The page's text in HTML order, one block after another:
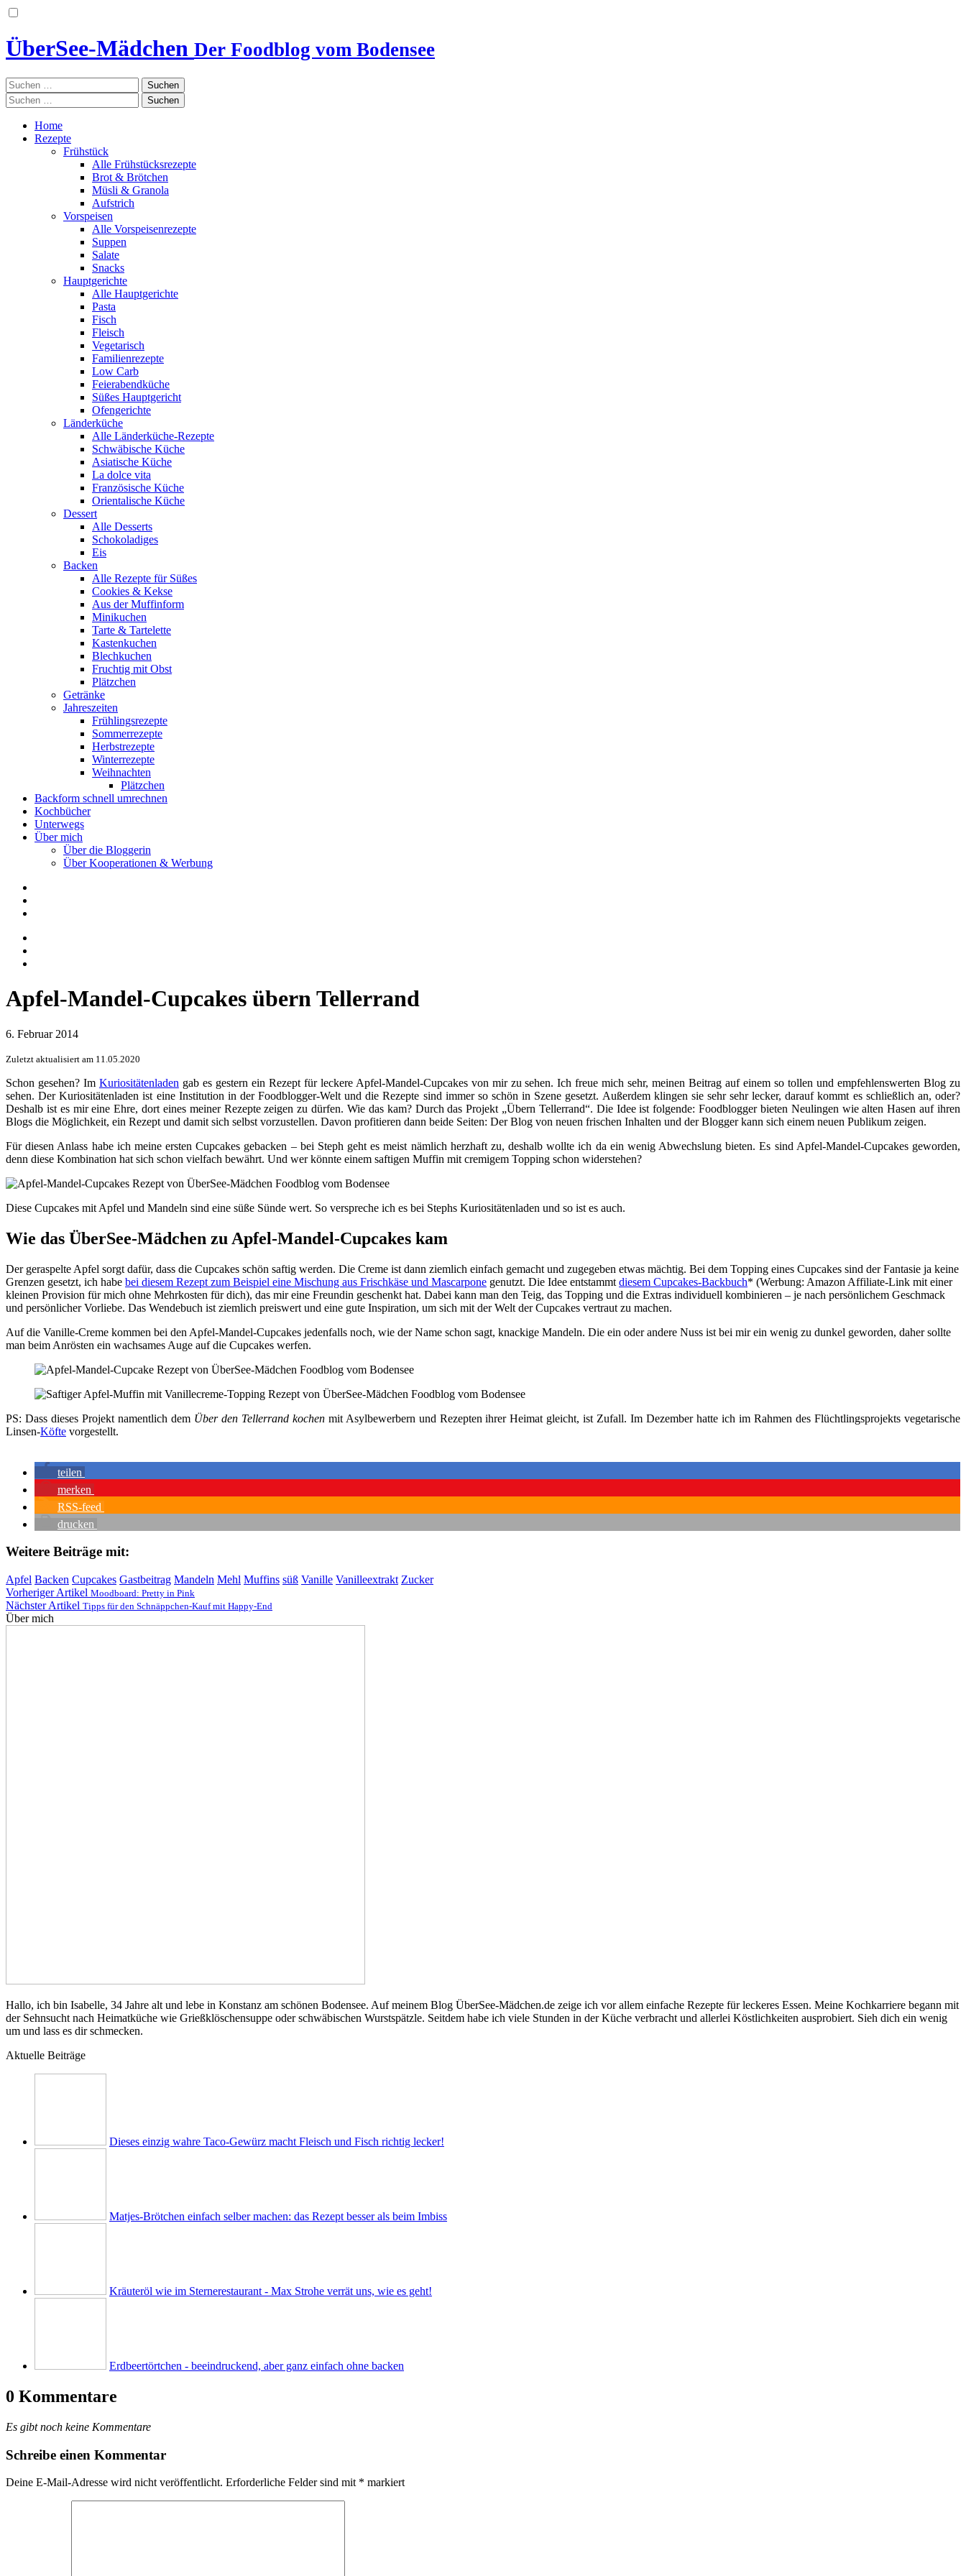
ÜberSee-Mädchen Der Foodblog vom Bodensee
Suchen
nach:
Suchen
nach:
Home
Rezepte
Frühstück
Alle Frühstücksrezepte
Brot & Brötchen
Müsli & Granola
Aufstrich
Vorspeisen
Alle Vorspeisenrezepte
Suppen
Salate
Snacks
Hauptgerichte
Alle Hauptgerichte
Pasta
Fisch
Fleisch
Vegetarisch
Familienrezepte
Low Carb
Feierabendküche
Süßes Hauptgericht
Ofengerichte
Länderküche
Alle Länderküche-Rezepte
Schwäbische Küche
Asiatische Küche
La dolce vita
Französische Küche
Orientalische Küche
Dessert
Alle Desserts
Schokoladiges
Eis
Backen
Alle Rezepte für Süßes
Cookies & Kekse
Aus der Muffinform
Minikuchen
Tarte & Tartelette
Kastenkuchen
Blechkuchen
Fruchtig mit Obst
Plätzchen
Getränke
Jahreszeiten
Frühlingsrezepte
Sommerrezepte
Herbstrezepte
Winterrezepte
Weihnachten
Plätzchen
Backform schnell umrechnen
Kochbücher
Unterwegs
Über mich
Über die Bloggerin
Über Kooperationen & Werbung
Apfel-Mandel-Cupcakes übern Tellerrand
6. Februar 2014
Zuletzt aktualisiert am 11.05.2020
Schon gesehen? Im Kuriositätenladen gab es gestern ein Rezept für leckere Apfel-Mandel-Cupcakes von mir zu sehen. Ich freue mich sehr, meinen Beitrag auf einem so tollen und empfehlenswerten Blog zu
sehen. Der Kuriositätenladen ist eine Institution in der Foodblogger-Welt und die Rezepte sind immer so schön in Szene gesetzt. Außerdem klingen sie sehr sehr lecker, darauf kommt es schließlich an, oder?
Deshalb ist es mir eine Ehre, dort eines meiner Rezepte zeigen zu dürfen. Wie das kam? Durch das Projekt „Übern Tellerrand“. Die Idee ist folgende: Foodblogger bieten Neulingen wie alten Hasen auf ihren
Blogs die Möglichkeit, ein Rezept und damit sich selbst vorzustellen. Davon profitieren dann beide Seiten: Der Blog von neuen frischen Inhalten und der Blogger kann sich einem neuen Publikum zeigen.
Für diesen Anlass habe ich meine ersten Cupcakes gebacken – bei Steph geht es meist nämlich herzhaft zu, deshalb wollte ich da ein wenig Abwechslung bieten. Es sind Apfel-Mandel-Cupcakes geworden,
denn diese Kombination hat sich schon vielfach bewährt. Und wer könnte einem saftigen Muffin mit cremigem Topping schon widerstehen?
Diese Cupcakes mit Apfel und Mandeln sind eine süße Sünde wert. So verspreche ich es bei Stephs Kuriositätenladen und so ist es auch.
Wie das ÜberSee-Mädchen zu Apfel-Mandel-Cupcakes kam
Der geraspelte Apfel sorgt dafür, dass die Cupcakes schön saftig werden. Die Creme ist dann ziemlich einfach gemacht und zugegeben etwas mächtig. Bei dem Topping eines Cupcakes sind der Fantasie ja keine
Grenzen gesetzt, ich habe bei diesem Rezept zum Beispiel eine Mischung aus Frischkäse und Mascarpone genutzt. Die Idee entstammt diesem Cupcakes-Backbuch* (Werbung: Amazon Affiliate-Link mit einer
kleinen Provision für mich ohne Mehrkosten für dich), das mir eine Freundin geschenkt hat. Dabei kann man den Teig, das Topping und die Extras individuell kombinieren – je nach persönlichem Geschmack
und persönlicher Vorliebe. Das Wendebuch ist ziemlich preiswert und eine gute Inspiration, um sich mit der Welt der Cupcakes vertraut zu machen.
Auf die Vanille-Creme kommen bei den Apfel-Mandel-Cupcakes jedenfalls noch, wie der Name schon sagt, knackige Mandeln. Die ein oder andere Nuss ist bei mir ein wenig zu dunkel geworden, daher sollte
man beim Anrösten ein wachsames Auge auf die Cupcakes werfen.
PS: Dass dieses Projekt namentlich dem Über den Tellerrand kochenmit Asylbewerbern und Rezepten ihrer Heimat gleicht, ist Zufall. Im Dezember hatte ich im Rahmen des Flüchtlingsprojekts vegetarische
Linsen-Köfte vorgestellt.
teilen
merken
RSS-feed
drucken
Weitere Beiträge mit:
Apfel Backen Cupcakes Gastbeitrag Mandeln Mehl Muffins süß Vanille Vanilleextrakt Zucker
Vorheriger Artikel Moodboard: Pretty in Pink
Nächster Artikel Tipps für den Schnäppchen-Kauf mit Happy-End
Über mich
Hallo, ich bin Isabelle, 34 Jahre alt und lebe in Konstanz am schönen Bodensee. Auf meinem Blog ÜberSee-Mädchen.de zeige ich vor allem einfache Rezepte für leckeres Essen. Meine Kochkarriere begann mit
der Sehnsucht nach Heimatküche wie Grießklöschensuppe oder schwäbischen Wurstspätzle. Seitdem habe ich viele Stunden in der Küche verbracht und allerlei Köstlichkeiten ausprobiert. Sieh dich ein wenig
um und lass es dir schmecken.
Aktuelle Beiträge
Dieses einzig wahre Taco-Gewürz macht Fleisch und Fisch richtig lecker!
Matjes-Brötchen einfach selber machen: das Rezept besser als beim Imbiss
Kräuteröl wie im Sternerestaurant - Max Strohe verrät uns, wie es geht!
Erdbeertörtchen - beeindruckend, aber ganz einfach ohne backen
0 Kommentare
Es gibt noch keine Kommentare
Schreibe einen Kommentar
Deine E-Mail-Adresse wird nicht veröffentlicht. Erforderliche Felder sind mit * markiert